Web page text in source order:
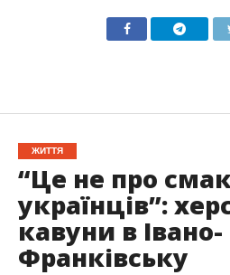
ЖИТТЯ
“Це не про
українців”:
кавуни в Івано-
Франківську